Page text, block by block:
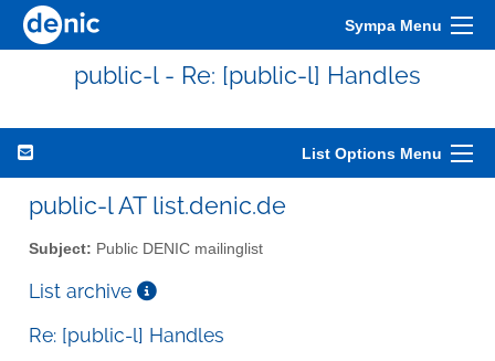
Sympa Menu
public-l - Re: [public-l] Handles
List Options Menu
public-l AT list.denic.de
Subject: Public DENIC mailinglist
List archive
Re: [public-l] Handles